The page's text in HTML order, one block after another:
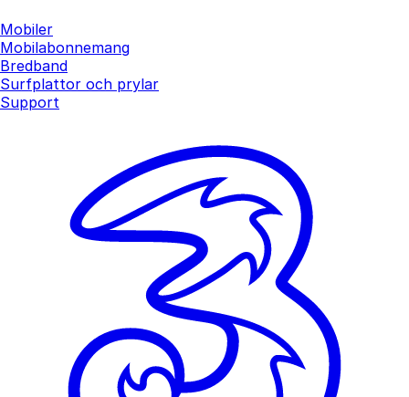
Mobiler
Mobilabonnemang
Bredband
Surfplattor och prylar
Support